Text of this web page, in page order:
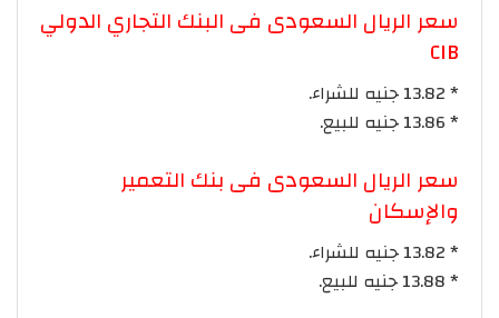
سعر الريال السعودى فى البنك التجاري الدولي
CIB
* 13.82 جنيه للشراء.
* 13.86 جنيه للبيع.
سعر الريال السعودى فى بنك التعمير
والإسكان
* 13.82 جنيه للشراء.
* 13.88 جنيه للبيع.